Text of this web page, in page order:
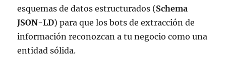
esquemas de datos estructurados (Schema
JSON-LD) para que los bots de extracción de
información reconozcan a tu negocio como una
entidad sólida.